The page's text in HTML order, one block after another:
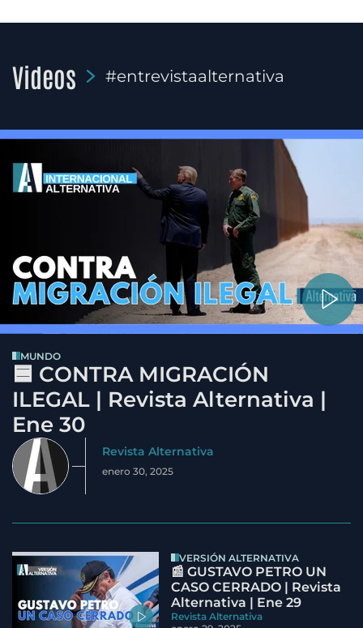
Videos #entrevistaalternativa
MUNDO
🟦 CONTRA MIGRACIÓN
ILEGAL | Revista Alternativa |
Ene 30
Revista Alternativa
enero 30, 2025
VERSIÓN ALTERNATIVA
📰 GUSTAVO PETRO UN
CASO CERRADO | Revista
Alternativa | Ene 29
Revista Alternativa